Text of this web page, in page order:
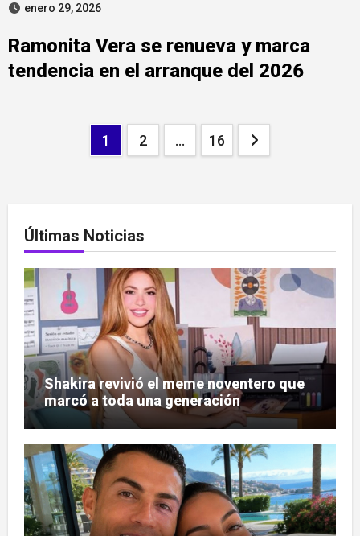
enero 29, 2026
Ramonita Vera se renueva y marca
tendencia en el arranque del 2026
Paginación
1 2 … 16
Últimas Noticias
Shakira revivió el meme noventero que
marcó a toda una generación